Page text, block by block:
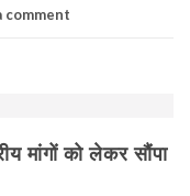
comment
मांगों को लेकर सौंपा